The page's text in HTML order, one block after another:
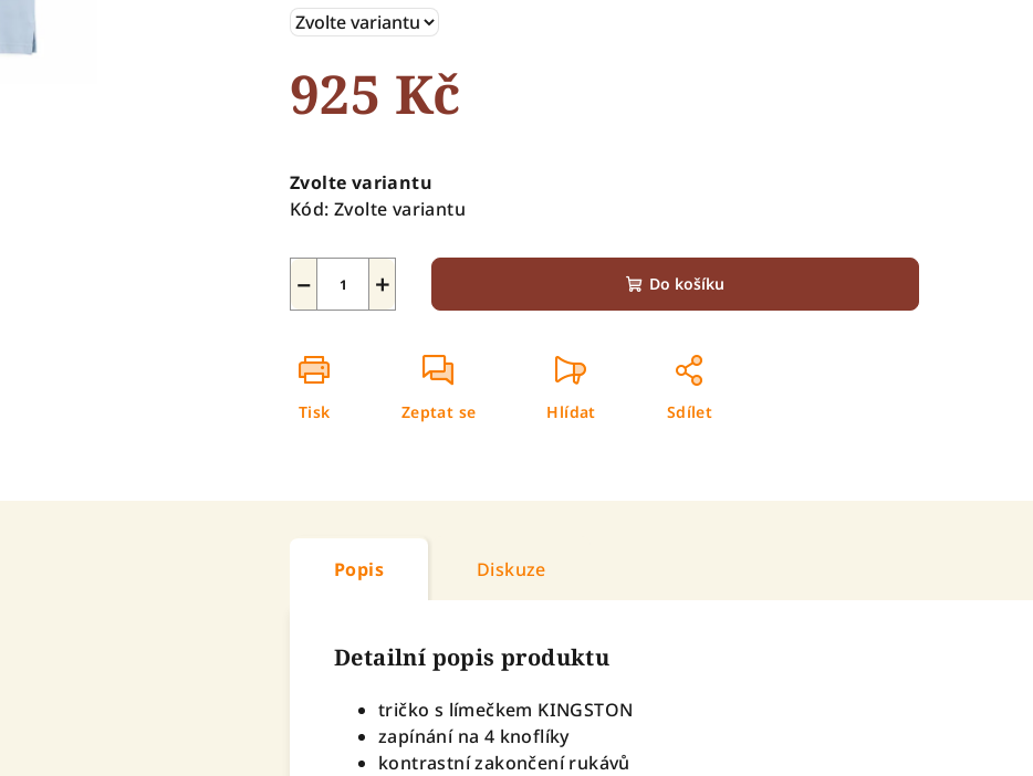
925 Kč
cena:
Zvolte variantu
Kód: Zvolte variantu
+
− Do košíku
Tisk Zeptat se Hlídat Sdílet
Popis Diskuze
Detailní popis produktu
tričko s límečkem KINGSTON
zapínání na 4 knoflíky
kontrastní zakončení rukávů